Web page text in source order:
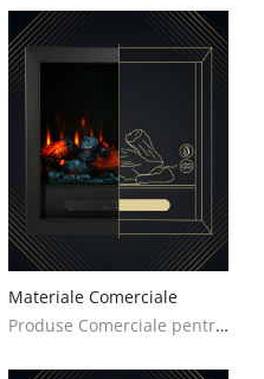
Materiale Comerciale
Produse Comerciale pentru Decorare - Idei și Modele